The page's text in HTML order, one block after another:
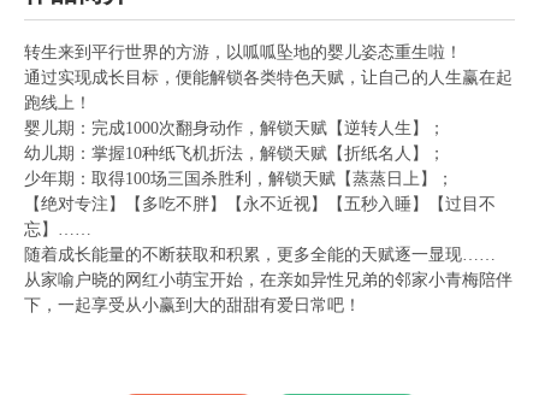
转生来到平行世界的方游，以呱呱坠地的婴儿姿态重生啦！
通过实现成长目标，便能解锁各类特色天赋，让自己的人生赢在起
跑线上！
婴儿期：完成1000次翻身动作，解锁天赋【逆转人生】；
幼儿期：掌握10种纸飞机折法，解锁天赋【折纸名人】；
少年期：取得100场三国杀胜利，解锁天赋【蒸蒸日上】；
【绝对专注】【多吃不胖】【永不近视】【五秒入睡】【过目不
忘】……
随着成长能量的不断获取和积累，更多全能的天赋逐一显现……
从家喻户晓的网红小萌宝开始，在亲如异性兄弟的邻家小青梅陪伴
下，一起享受从小赢到大的甜甜有爱日常吧！